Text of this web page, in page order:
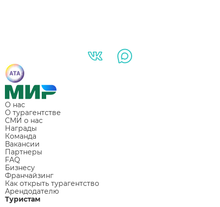
О нас
О турагентстве
СМИ о нас
Награды
Команда
Вакансии
Партнеры
FAQ
Бизнесу
Франчайзинг
Как открыть турагентство
Арендодателю
Туристам